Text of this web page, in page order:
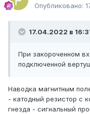
Опубликовано:
17.04.2022 в
При закороченном
подключенной
Наводка магнитным
- катодный резистор с
гнезда - сигнальный